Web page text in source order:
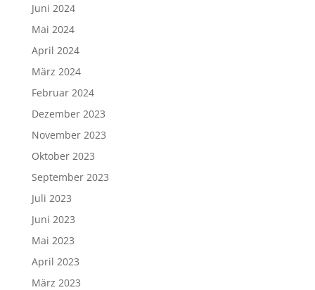
Juni 2024
Mai 2024
April 2024
März 2024
Februar 2024
Dezember 2023
November 2023
Oktober 2023
September 2023
Juli 2023
Juni 2023
Mai 2023
April 2023
März 2023